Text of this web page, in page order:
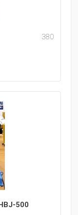
380
500